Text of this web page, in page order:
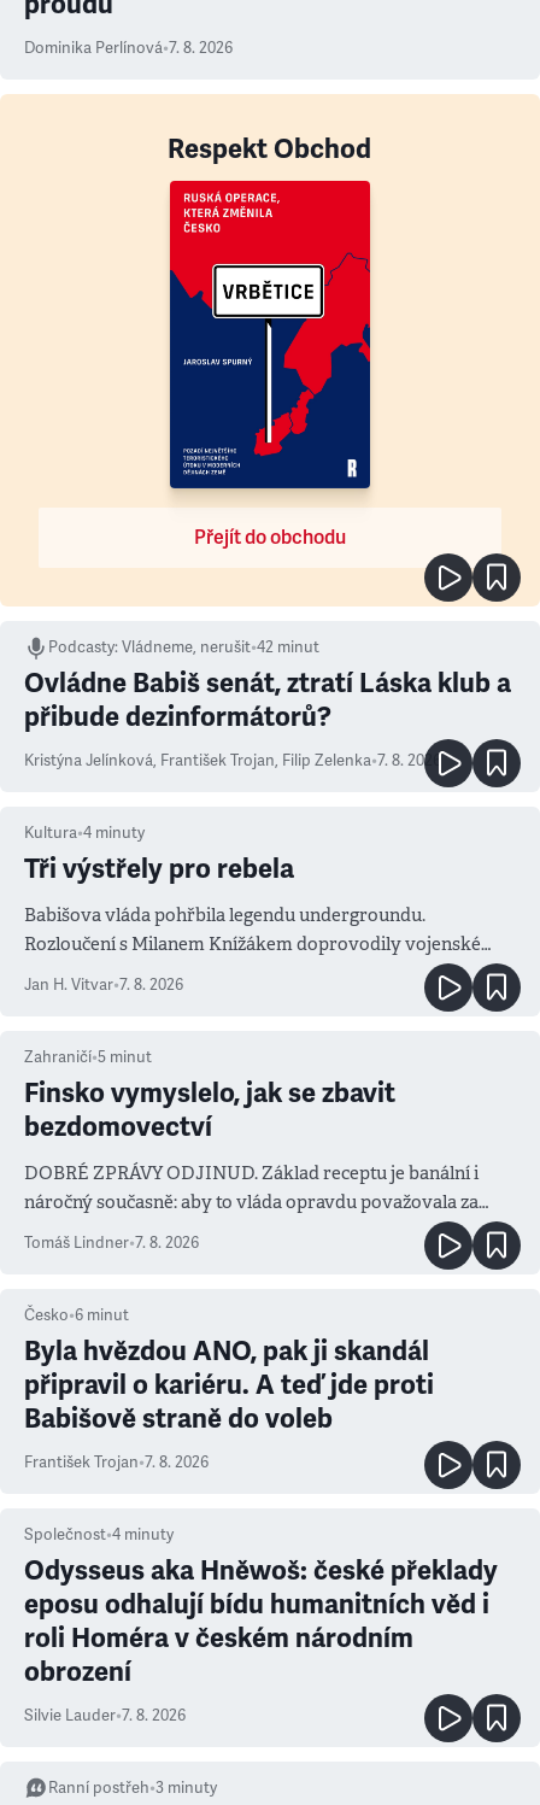
Dominika Perlínová•7. 8. 2026
Respekt Obchod
Přejít do obchodu
Podcasty:Vládneme, nerušit•42 minut
Ovládne Babiš senát, ztratí Láska klub a
přibude dezinformátorů?
Kristýna Jelínková, František Trojan, Filip Zelenka•7. 8. 2026
Kultura•4 minuty
Tři výstřely pro rebela
Babišova vláda pohřbila legendu undergroundu.
Rozloučení s Milanem Knížákem doprovodily vojenské
salvy i kritika pokrokářů
Jan H. Vitvar•7. 8. 2026
Zahraničí•5 minut
Finsko vymyslelo, jak se zbavit
bezdomovectví
DOBRÉ ZPRÁVY ODJINUD. Základ receptu je banální i
náročný současně: aby to vláda opravdu považovala za
prioritu
Tomáš Lindner•7. 8. 2026
Česko•6 minut
Byla hvězdou ANO, pak ji skandál
připravil o kariéru. A teď jde proti
Babišově straně do voleb
František Trojan•7. 8. 2026
Společnost•4 minuty
Odysseus aka Hněwoš: české překlady
eposu odhalují bídu humanitních věd i
roli Homéra v českém národním
obrození
Silvie Lauder•7. 8. 2026
Ranní postřeh•3 minuty